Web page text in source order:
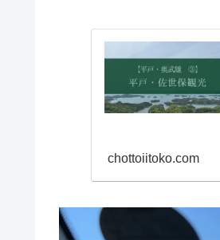
chottoiitoko.com